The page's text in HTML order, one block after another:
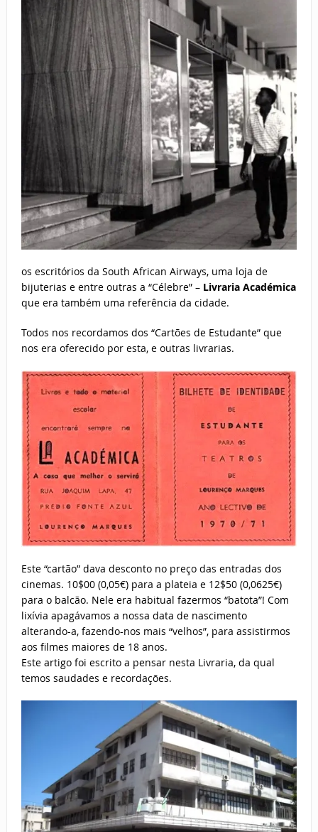
os escritórios da South African Airways, uma loja de
bijuterias e entre outras a “Célebre” – Livraria Académica
que era também uma referência da cidade.
Todos nos recordamos dos “Cartões de Estudante” que
nos era oferecido por esta, e outras livrarias.
Este “cartão” dava desconto no preço das entradas dos
cinemas. 10$00 (0,05€) para a plateia e 12$50 (0,0625€)
para o balcão. Nele era habitual fazermos “batota”! Com
lixívia apagávamos a nossa data de nascimento
alterando-a, fazendo-nos mais “velhos”, para assistirmos
aos filmes maiores de 18 anos.
Este artigo foi escrito a pensar nesta Livraria, da qual
temos saudades e recordações.